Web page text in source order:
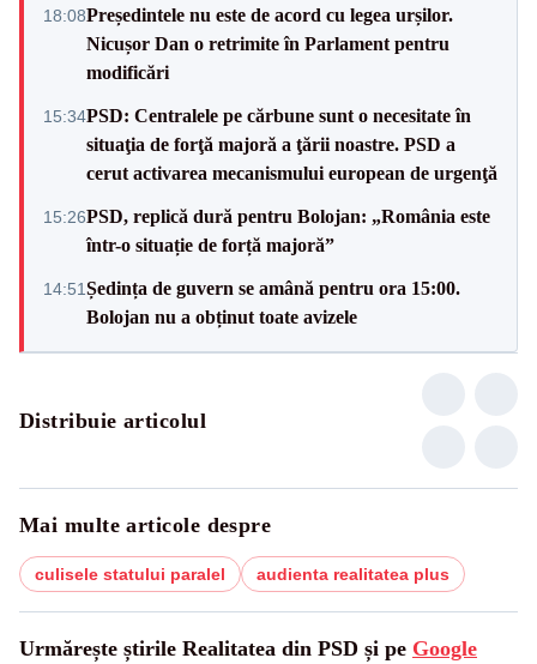
18:08Președintele nu este de acord cu legea urșilor.
Nicușor Dan o retrimite în Parlament pentru
modificări
15:34PSD: Centralele pe cărbune sunt o necesitate în
situaţia de forţă majoră a ţării noastre. PSD a
cerut activarea mecanismului european de urgenţă
15:26PSD, replică dură pentru Bolojan: „România este
într-o situație de forță majoră”
14:51Ședința de guvern se amână pentru ora 15:00.
Bolojan nu a obținut toate avizele
Distribuie articolul
Mai multe articole despre
culisele statului paralel audienta realitatea plus
Urmărește știrile Realitatea din PSD și pe Google